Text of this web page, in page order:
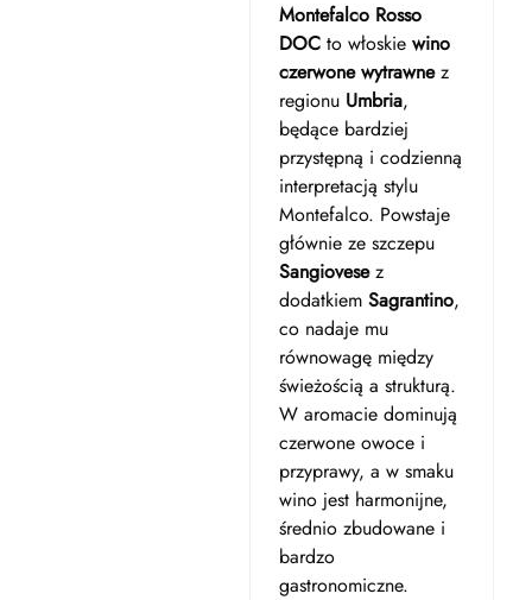
Montefalco Rosso
DOCto włoskie wino
czerwone wytrawnez
regionu Umbria,
będące bardziej
przystępną i codzienną
interpretacją stylu
Montefalco. Powstaje
głównie ze szczepu
Sangiovesez
dodatkiem Sagrantino,
co nadaje mu
równowagę między
świeżością a strukturą.
W aromacie dominują
czerwone owoce i
przyprawy, a w smaku
wino jest harmonijne,
średnio zbudowane i
bardzo
gastronomiczne.